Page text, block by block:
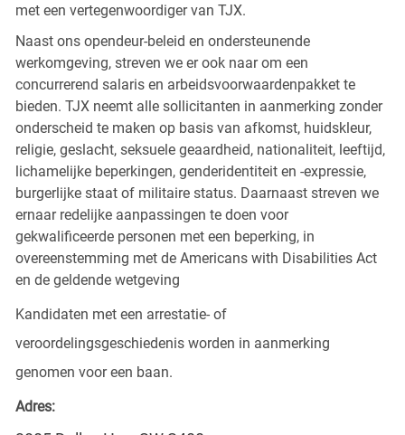
met een vertegenwoordiger van TJX.
Naast ons opendeur-beleid en ondersteunende
werkomgeving, streven we er ook naar om een
concurrerend salaris en arbeidsvoorwaardenpakket te
bieden. TJX neemt alle sollicitanten in aanmerking zonder
onderscheid te maken op basis van afkomst, huidskleur,
religie, geslacht, seksuele geaardheid, nationaliteit, leeftijd,
lichamelijke beperkingen, genderidentiteit en -expressie,
burgerlijke staat of militaire status. Daarnaast streven we
ernaar redelijke aanpassingen te doen voor
gekwalificeerde personen met een beperking, in
overeenstemming met de Americans with Disabilities Act
en de geldende wetgeving
Kandidaten met een arrestatie- of
veroordelingsgeschiedenis worden in aanmerking
genomen voor een baan.
Adres: